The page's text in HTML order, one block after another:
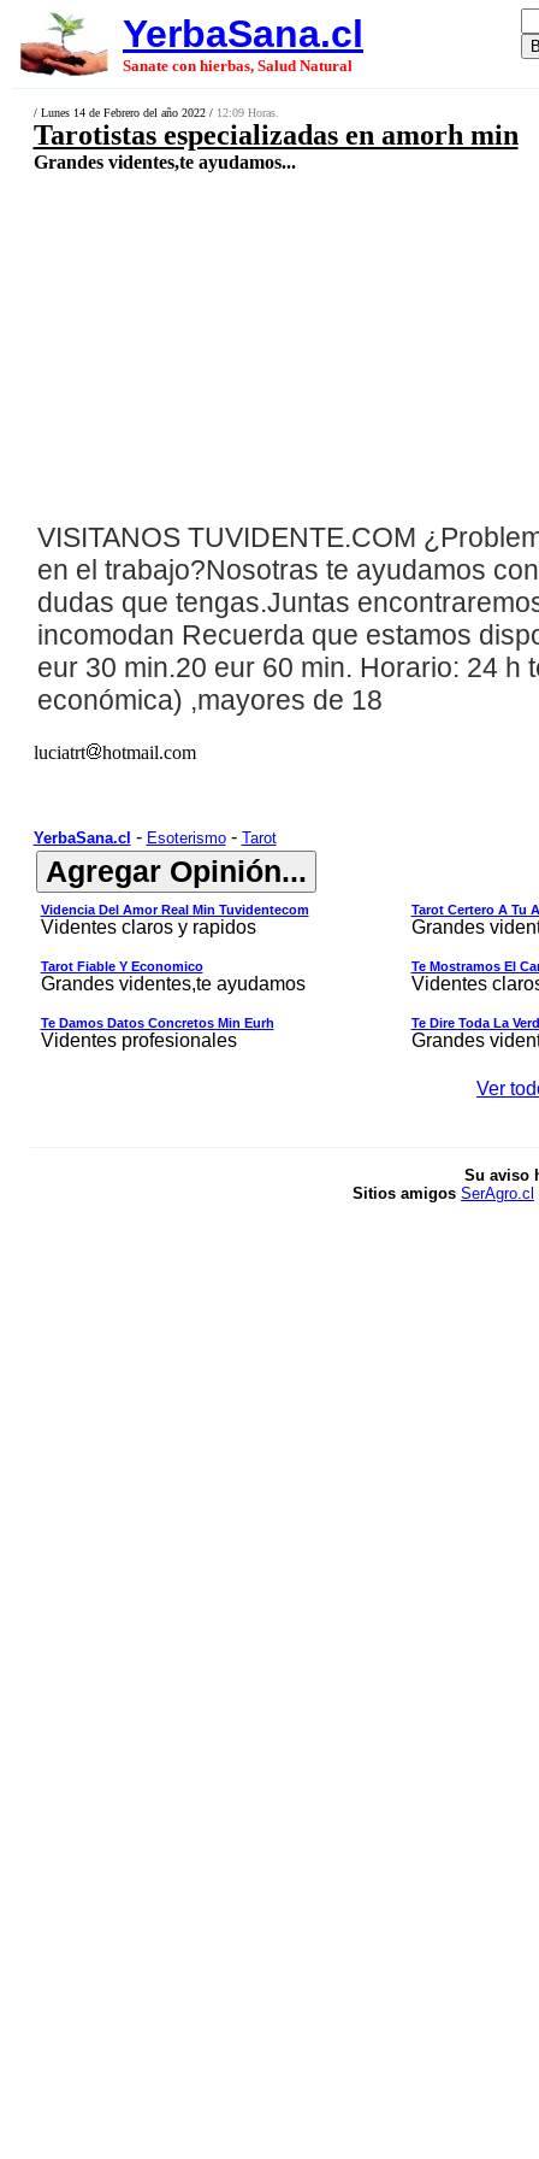
YerbaSana.cl
Sanate con hierbas, Salud Natural
/ Lunes 14 de Febrero del año 2022 / 12:09 Horas.
Tarotistas especializadas en amorh min
Grandes videntes,te ayudamos...
VISITANOS TUVIDENTE.COM ¿ P
en el trabajo?Nosotras te ayudamos
dudas que tengas.Juntas
incomodan Recuerda que estamos
eur 30 min.20 eur 60 min. Horario: 24 h
económica) ,mayores de 18
luciatrt hotmail.com
YerbaSana.cl - Esoterismo- Tarot
Videncia Del Amor Real Min Tuvidentecom
Videntes claros y rapidos
Tarot Certero A Tu
Grandes
Tarot Fiable Y Economico
Grandes videntes,te ayudamos
Te Mostramos El
Videntes
Te Damos Datos Concretos Min Eurh
Videntes profesionales
Te Dire Toda La
Grandes
Ver
Su aviso
Sitios amigos SerAgro.cl